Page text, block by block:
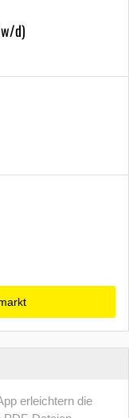
d)
erleichtern die